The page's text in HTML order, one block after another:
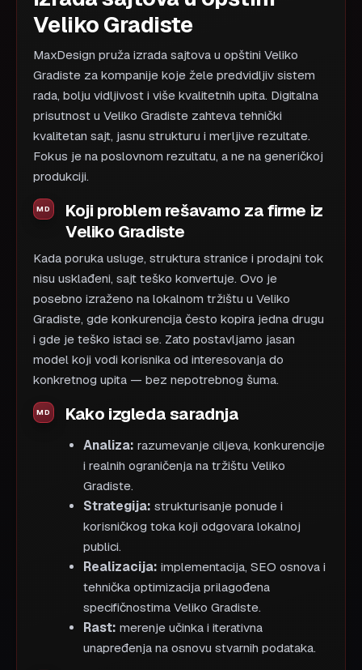
Veliko Gradiste
MaxDesign pruža izrada sajtova u opštini Veliko
Gradiste za kompanije koje žele predvidljiv sistem
rada, bolju vidljivost i više kvalitetnih upita. Digitalna
prisutnost u Veliko Gradiste zahteva tehnički
kvalitetan sajt, jasnu strukturu i merljive rezultate.
Fokus je na poslovnom rezultatu, a ne na generičkoj
produkciji.
Koji problem rešavamo za firme iz
Veliko Gradiste
Kada poruka usluge, struktura stranice i prodajni tok
nisu usklađeni, sajt teško konvertuje. Ovo je
posebno izraženo na lokalnom tržištu u Veliko
Gradiste, gde konkurencija često kopira jedna drugu
i gde je teško istaci se. Zato postavljamo jasan
model koji vodi korisnika od interesovanja do
konkretnog upita — bez nepotrebnog šuma.
Kako izgleda saradnja
Analiza: razumevanje ciljeva, konkurencije
i realnih ograničenja na tržištu Veliko
Gradiste.
Strategija: strukturisanje ponude i
korisničkog toka koji odgovara lokalnoj
publici.
Realizacija: implementacija, SEO osnova i
tehnička optimizacija prilagođena
specifičnostima Veliko Gradiste.
Rast: merenje učinka i iterativna
unapređenja na osnovu stvarnih podataka.